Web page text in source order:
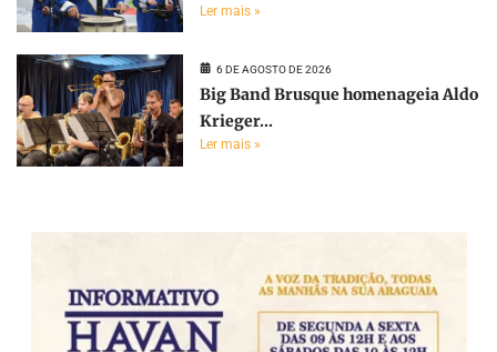
Ler mais »
6 DE AGOSTO DE 2026
Big Band Brusque homenageia Aldo
Krieger...
Ler mais »